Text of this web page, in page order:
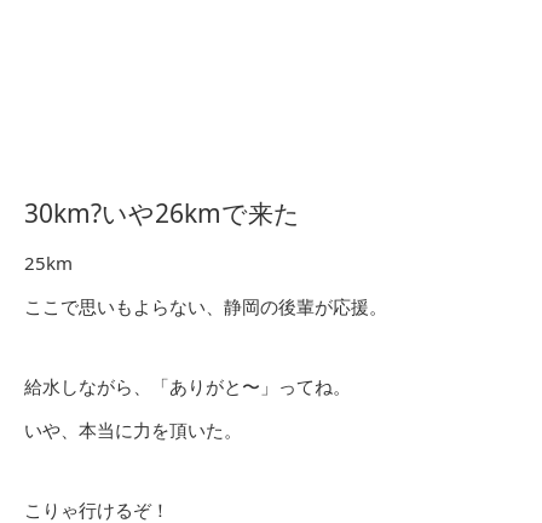
30km?いや26kmで来た
25km
ここで思いもよらない、静岡の後輩が応援。
給水しながら、「ありがと〜」ってね。
いや、本当に力を頂いた。
こりゃ行けるぞ！